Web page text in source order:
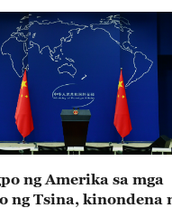
ng Amerika sa mga
ng Tsina, kinondena